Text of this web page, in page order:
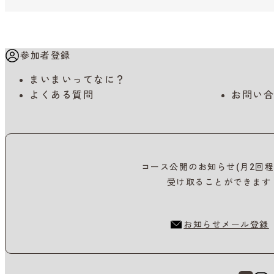
参加者登録
まいまいってなに？
よくある質問
お問い
コース公開のお知らせ(月2回
受け取ることができます
お知らせメール登録